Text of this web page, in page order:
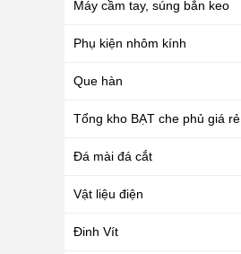
Máy cầm tay, súng bắn keo
Phụ kiện nhôm kính
Que hàn
Tổng kho BẠT che phủ giá rẻ
Đá mài đá cắt
Vật liệu điện
Đinh Vít